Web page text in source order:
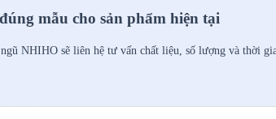
mẫu cho sản phẩm hiện tại
NHIHO sẽ liên hệ tư vấn chất liệu, số lượng và thời